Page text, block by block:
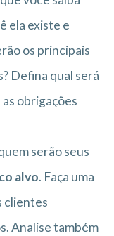
ela existe e
os principais
Defina qual será
as obrigações
serão seus
alvo. Faça uma
clientes
Analise também